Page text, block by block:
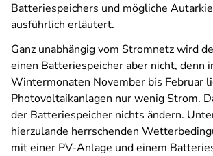
Batteriespeichers und mögliche
ausführlich erläutert.
Ganz unabhängig vom Stromnetz wird
einen Batteriespeicher aber nicht, denn
Wintermonaten November bis Februar
Photovoltaikanlagen nur wenig Strom.
der Batteriespeicher nichts ändern.
hierzulande herrschenden
mit einer PV-Anlage und einem